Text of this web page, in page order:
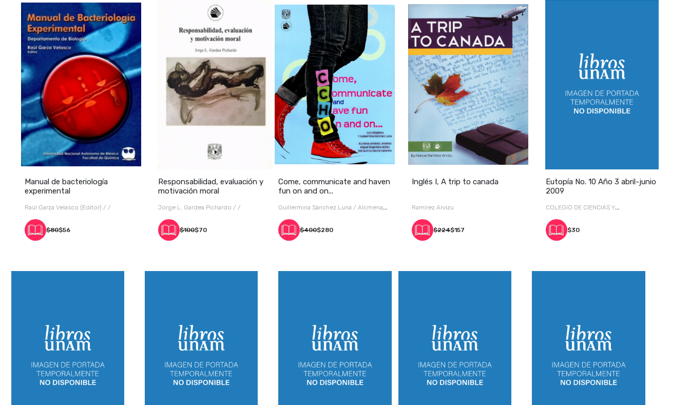
Manual de bacteriología
experimental
Raúl Garza Velasco (Editor) / /
$80$56
Responsabilidad, evaluación y
motivación moral
Jorge L. Gardea Pichardo / /
$100$70
Come, communicate and haven
fun on and on...
Guillermina Sánchez Luna / Alcmena
Jiménez Jiménez / Miguel Ángel Ríos
Núñez
$400$280
Inglés I, A trip to canada
Ramírez Arvizu
$224$157
Eutopía No. 10 Año 3 abril-junio
2009
COLEGIO DE CIENCIAS Y
HUMANIDADES
$30